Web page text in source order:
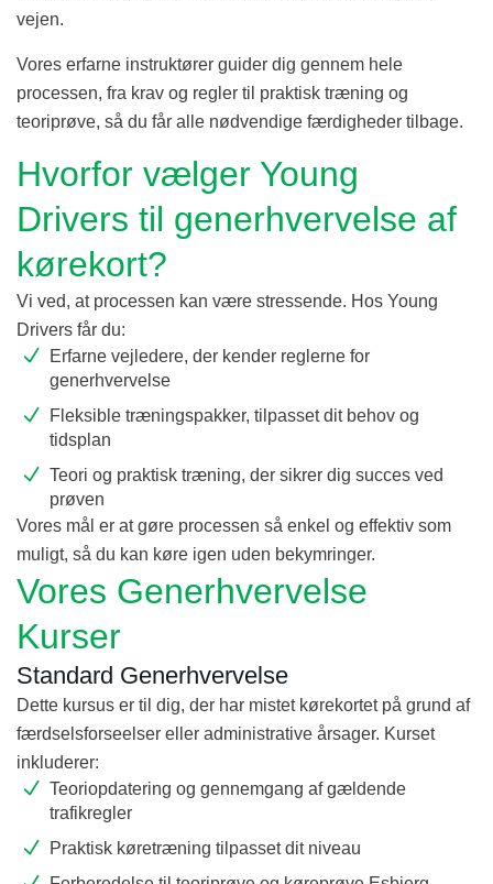
vejen.
Vores erfarne instruktører guider dig gennem hele
processen, fra krav og regler til praktisk træning og
teoriprøve, så du får alle nødvendige færdigheder tilbage.
Hvorfor vælger Young
Drivers til generhvervelse af
kørekort?
Vi ved, at processen kan være stressende. Hos Young
Drivers får du:
Erfarne vejledere, der kender reglerne for
generhvervelse
Fleksible træningspakker, tilpasset dit behov og
tidsplan
Teori og praktisk træning, der sikrer dig succes ved
prøven
Vores mål er at gøre processen så enkel og effektiv som
muligt, så du kan køre igen uden bekymringer.
Vores Generhvervelse
Kurser
Standard Generhvervelse
Dette kursus er til dig, der har mistet kørekortet på grund af
færdselsforseelser eller administrative årsager. Kurset
inkluderer:
Teoriopdatering og gennemgang af gældende
trafikregler
Praktisk køretræning tilpasset dit niveau